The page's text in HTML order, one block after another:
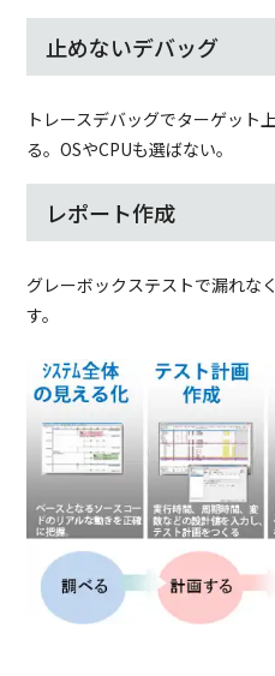
止めないデバッグ
トレースデバッグでターゲット
る。OSやCPUも選ばない。
レポート作成
グレーボックステストで漏れな
す。